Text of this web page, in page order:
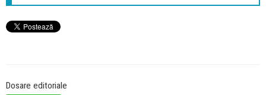
Dosare editoriale